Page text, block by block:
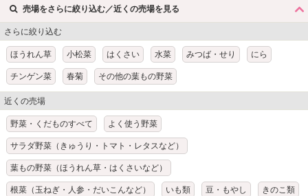
売場をさらに絞り込む／近くの売場を見る
さらに絞り込む
ほうれん草 小松菜 はくさい 水菜 みつば・せり にら
チンゲン菜 春菊 その他の葉もの野菜
近くの売場
野菜・くだものすべて よく使う野菜
サラダ野菜（きゅうり・トマト・レタスなど）
葉もの野菜（ほうれん草・はくさいなど）
根菜（玉ねぎ・人参・だいこんなど） いも類 豆・もやし きのこ類